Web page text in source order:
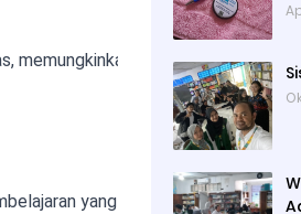
memungkinkan teman-teman
yang menjembatani antara